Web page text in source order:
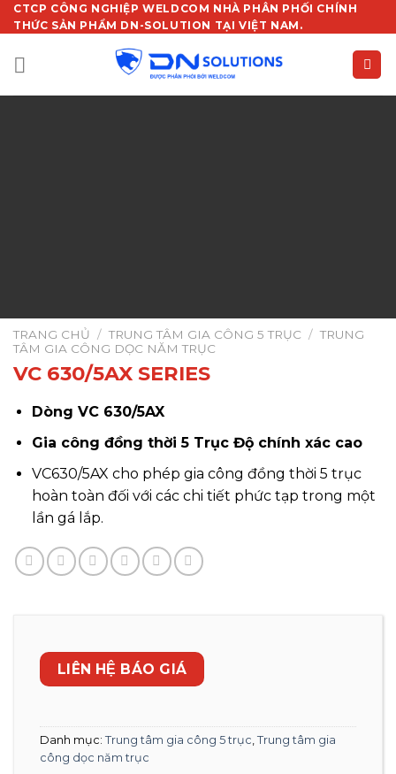
Chuyển
đến
nội
dung
CTCP CÔNG NGHIỆP WELDCOM NHÀ PHÂN PHỐI CHÍNH
THỨC SẢN PHẨM DN-SOLUTION TẠI VIỆT NAM.
TRANG CHỦ / TRUNG TÂM GIA CÔNG 5 TRỤC / TRUNG
TÂM GIA CÔNG DỌC NĂM TRỤC
VC 630/5AX SERIES
Dòng VC 630/5AX
Gia công đồng thời 5 Trục Độ chính xác cao
VC630/5AX cho phép gia công đồng thời 5 trục
hoàn toàn đối với các chi tiết phức tạp trong một
lần gá lắp.
LIÊN HỆ BÁO GIÁ
Danh mục: Trung tâm gia công 5 trục, Trung tâm gia
công dọc năm trục